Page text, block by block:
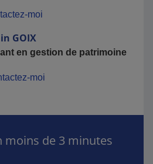
moi
GOIX
en gestion de patrimoine
moi
moins de 3 minutes